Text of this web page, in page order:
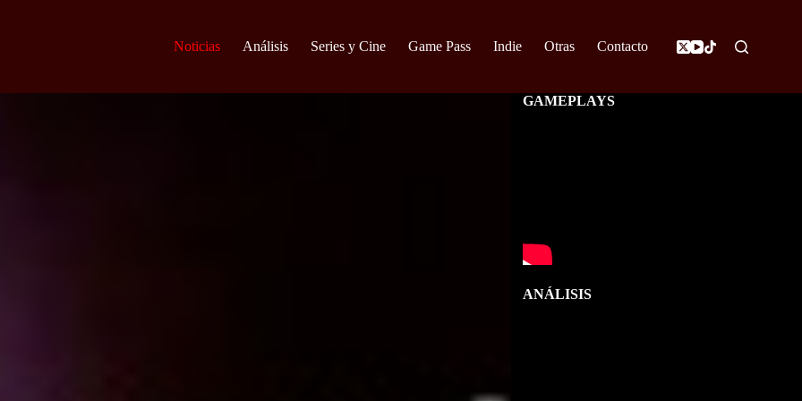
Noticias Análisis Series y Cine Game Pass Indie Otras Contacto
GAMEPLAYS
ANÁLISIS